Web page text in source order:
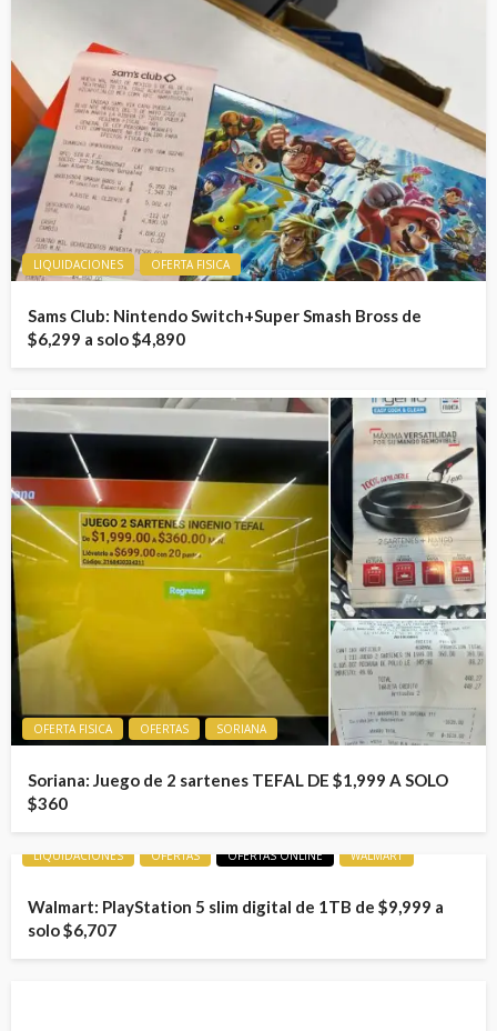
LIQUIDACIONES OFERTA FISICA
Sams Club: Nintendo Switch+Super Smash Bross de
$6,299 a solo $4,890
OFERTA FISICA OFERTAS SORIANA
Soriana: Juego de 2 sartenes TEFAL DE $1,999 A SOLO
$360
LIQUIDACIONES OFERTAS OFERTAS ONLINE WALMART
Walmart: PlayStation 5 slim digital de 1TB de $9,999 a
solo $6,707